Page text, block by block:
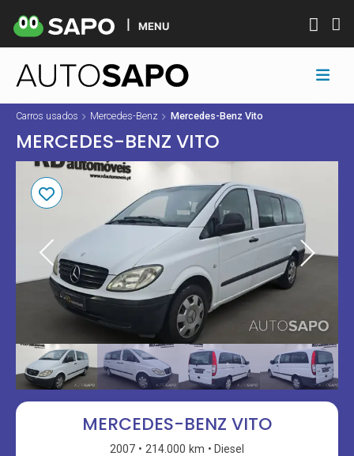
MENU
Carros usados Mercedes-Benz Mercedes-Benz Vito
MERCEDES-BENZ VITO
MERCEDES-BENZ VITO
2007 214.000 km
Diesel